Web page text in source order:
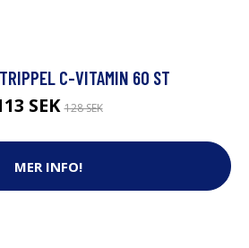
C-VITAMIN 60 ST
SEK128 SEK
MER INFO!